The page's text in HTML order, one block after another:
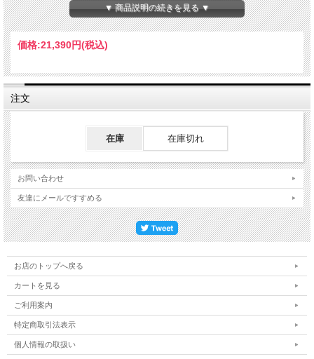
斜面に砂利敷きが可能です。
砂利敷きにより防草シートなどを保護し、半永久的な雑草抑制ができます。
●砂利敷き駐車場に
砂利敷き駐車場に特有のワダチの発生を抑えます。
養生期間がないため、土間コンクリートなどに比べ施工期間が短くてすみます。
撤去も容易で、簡易駐車場に最適です。
●おしゃれなエクステリアを
砂利が動かず、歩きやすいアプローチが可能です。
スロープでの砂利敷きも可能です。
●素材はもちろん機能もエコ 水分を通すので、蒸散効果により周囲をクールダウン
します。
揮発成分や臭いも一切なく、住宅まわりに最適な材料です。
※抜群の作業性！はさみやカッターで簡単にカットできます。
※施工目的・施工場所に応じて、地面をならしたり下地シートを敷く等の整地を行
ってください。
※しっかり安定させるためコ型、L型ピンを併用されることをお勧めします。
▼ 商品説明の続きを見る ▼
価格:21,390円(税込)
注文
在庫 在庫切れ
お問い合わせ
友達にメールですすめる
お店のトップへ戻る
カートを見る
ご利用案内
特定商取引法表示
個人情報の取扱い